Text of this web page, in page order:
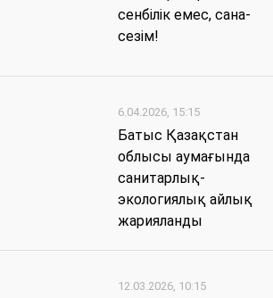
сенбілік емес, сана-
сезім!
6.04.2026, 15:15
Батыс Қазақстан
облысы аумағында
санитарлық-
экологиялық айлық
жарияланды
12.03.2026, 10:15